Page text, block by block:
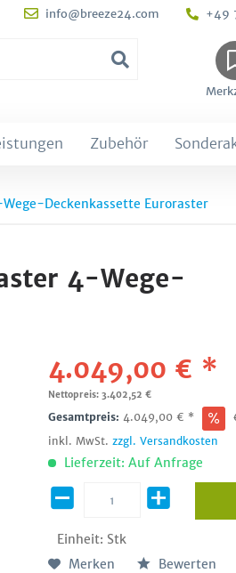
info@breeze24.com +49
Zubehör
Deckenkassette Euroraster
4-Wege-
4.049,00 € *
Nettopreis: 3.402,52 €
Gesamtpreis:4.049,00 € *
inkl. MwSt.zzgl. Versandkosten
Lieferzeit: Auf Anfrage
Einheit: Stk
Merken Bewerten